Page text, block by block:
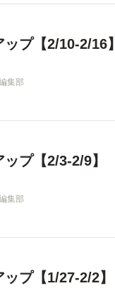
プ【2/10-2/16】
集部
プ【2/3-2/9】
集部
プ【1/27-2/2】